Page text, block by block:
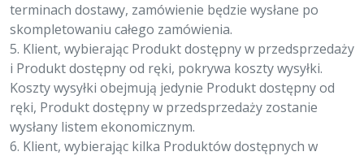
terminach dostawy, zamówienie będzie wysłane po
skompletowaniu całego zamówienia.
5. Klient, wybierając Produkt dostępny w przedsprzedaży
i Produkt dostępny od ręki, pokrywa koszty wysyłki.
Koszty wysyłki obejmują jedynie Produkt dostępny od
ręki, Produkt dostępny w przedsprzedaży zostanie
wysłany listem ekonomicznym.
6. Klient, wybierając kilka Produktów dostępnych w